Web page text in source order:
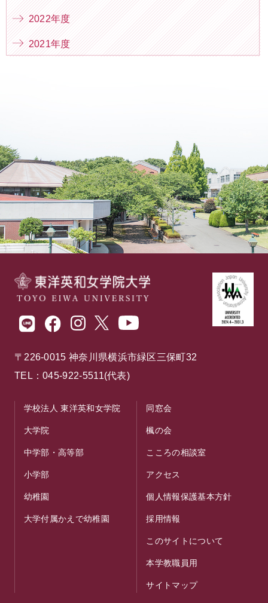
2022年度
2021年度
〒226-0015 神奈川県横浜市緑区三保町32
TEL：045-922-5511(代表)
学校法人 東洋英和女学院
大学院
中学部・高等部
小学部
幼稚園
大学付属かえで幼稚園
同窓会
楓の会
こころの相談室
アクセス
個人情報保護基本方針
採用情報
このサイトについて
本学教職員用
サイトマップ